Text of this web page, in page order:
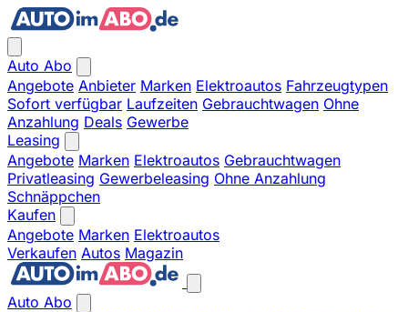
Auto Abo
Angebote Anbieter Marken Elektroautos Fahrzeugtypen
Sofort verfügbar Laufzeiten Gebrauchtwagen Ohne
Anzahlung Deals Gewerbe
Leasing
Angebote Marken Elektroautos Gebrauchtwagen
Privatleasing Gewerbeleasing Ohne Anzahlung
Schnäppchen
Kaufen
Angebote Marken Elektroautos
Verkaufen Autos Magazin
Auto Abo